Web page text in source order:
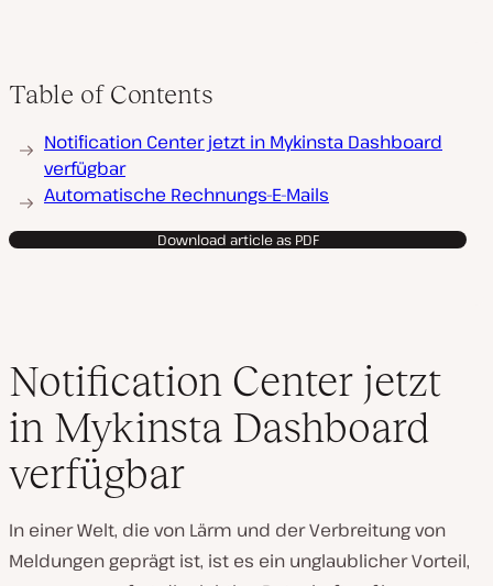
Table of Contents
Notification Center jetzt in Mykinsta Dashboard
verfügbar
Automatische Rechnungs-E-Mails
Download article as PDF
Notification Center jetzt
in Mykinsta Dashboard
verfügbar
In einer Welt, die von Lärm und der Verbreitung von
Meldungen geprägt ist, ist es ein unglaublicher Vorteil,